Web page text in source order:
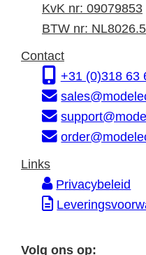
d
r
s
a
d
e
s
n
f
r
m
a
t
e
KvK nr: 09079853
BTW nr:
Contact
+31 (0)318 63
Links
Privacybeleid
Volg ons op: